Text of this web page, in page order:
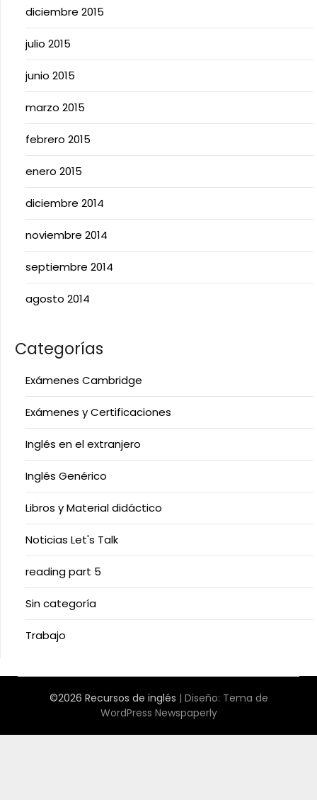
diciembre 2015
julio 2015
junio 2015
marzo 2015
febrero 2015
enero 2015
diciembre 2014
noviembre 2014
septiembre 2014
agosto 2014
Categorías
Exámenes Cambridge
Exámenes y Certificaciones
Inglés en el extranjero
Inglés Genérico
Libros y Material didáctico
Noticias Let's Talk
reading part 5
Sin categoría
Trabajo
©2026 Recursos de inglés | Diseño: Tema de
WordPress Newspaperly